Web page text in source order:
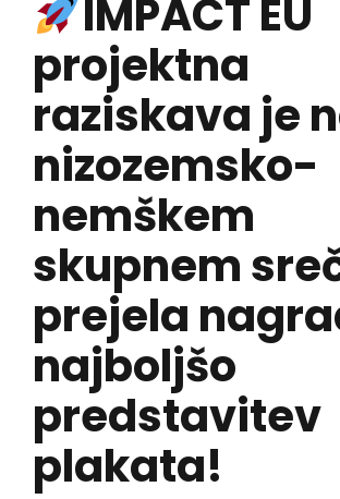
IMPACT EU
projektna
raziskava je
nizozemsko-
nemškem
skupnem
prejela
najboljšo
predstavitev
plakata!